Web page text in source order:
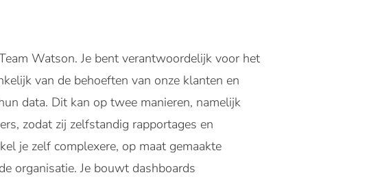
Watson. Je bent verantwoordelijk voor het
van de behoeften van onze klanten en
data. Dit kan op twee manieren, namelijk
zodat zij zelfstandig rapportages en
je zelf complexere, op maat gemaakte
organisatie. Je bouwt dashboards